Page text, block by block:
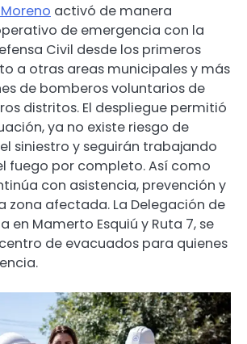
activó de manera
de emergencia con la
Civil desde los primeros
a otras areas municipales y más
de bomberos voluntarios de
distritos. El despliegue permitió
ya no existe riesgo de
siniestro y seguirán trabajando
fuego por completo. Así como
con asistencia, prevención y
zona afectada. La Delegación de
en Mamerto Esquiú y Ruta 7, se
de evacuados para quienes